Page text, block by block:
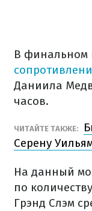
В финальном
Даниила
часов.
ЧИТАЙТЕ ТАКЖЕ:
Серену
На данный
по
Грэнд Слэм